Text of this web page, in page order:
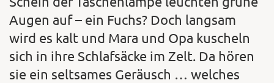
Augen auf – ein Fuchs? Doch langsam
wird es kalt und Mara und Opa kuscheln
sich in ihre Schlafsäcke im Zelt. Da hören
sie ein seltsames Geräusch … welches